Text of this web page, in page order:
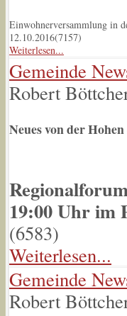
Einwohnerversammlung in
12.10.2016(7157)
Weiterlesen...
Gemeinde
Robert
Neues von der
19:00 Uhr im
(6583)
Weiterlesen...
Gemeinde
Robert